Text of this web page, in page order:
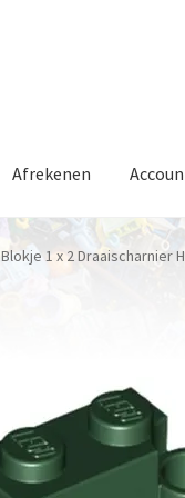
Afrekenen
Blokje 1 x 2 Draaischarnier